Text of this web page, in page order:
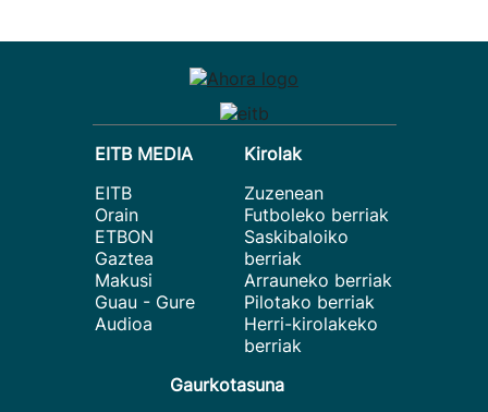
EITB MEDIA
EITB
Orain
ETBON
Gaztea
Makusi
Guau - Gure
Audioa
Kirolak
Zuzenean
Futboleko berriak
Saskibaloiko
berriak
Arrauneko berriak
Pilotako berriak
Herri-kirolakeko
berriak
Gaurkotasuna